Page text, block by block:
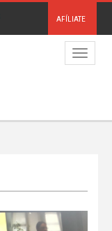
AFÍLIATE
Menú